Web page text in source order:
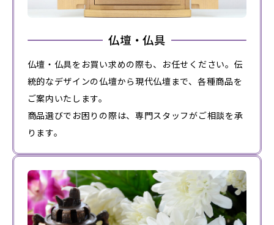
仏壇・仏具
仏壇・仏具をお買い求めの際も、お任せください。伝
統的なデザインの仏壇から現代仏壇まで、各種商品を
ご案内いたします。
商品選びでお困りの際は、専門スタッフがご相談を承
ります。